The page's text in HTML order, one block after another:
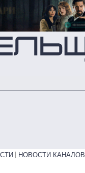
содержанию
НОВОСТИ КАНАЛОВ